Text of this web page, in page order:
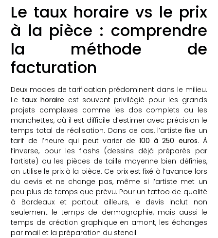
Le taux horaire vs le prix
à la pièce : comprendre
la méthode de
facturation
Deux modes de tarification prédominent dans le milieu.
Le taux horaire est souvent privilégié pour les grands
projets complexes comme les dos complets ou les
manchettes, où il est difficile d’estimer avec précision le
temps total de réalisation. Dans ce cas, l’artiste fixe un
tarif de l’heure qui peut varier de100 à 250 euros. À
l’inverse, pour les flashs (dessins déjà préparés par
l’artiste) ou les pièces de taille moyenne bien définies,
on utilise le prix à la pièce. Ce prix est fixé à l’avance lors
du devis et ne change pas, même si l’artiste met un
peu plus de temps que prévu. Pour un tattoo de qualité
à Bordeaux et partout ailleurs, le devis inclut non
seulement le temps de dermographie, mais aussi le
temps de création graphique en amont, les échanges
par mail et la préparation du stencil.